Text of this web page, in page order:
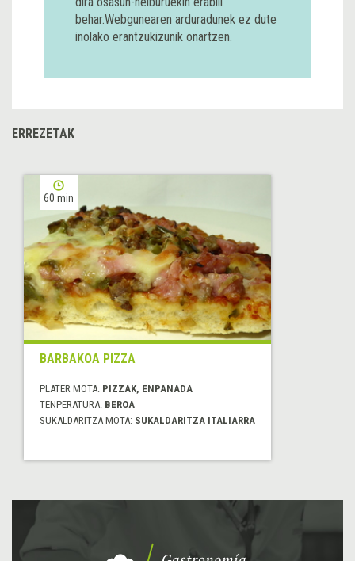
behar.Webgunearen arduradunek ez dute
inolako erantzukizunik onartzen.
ERREZETAK
60 min
BARBAKOA PIZZA
PLATER MOTA: PIZZAK, ENPANADA
TENPERATURA: BEROA
SUKALDARITZA MOTA: SUKALDARITZA ITALIARRA